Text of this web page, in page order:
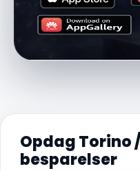
Opdag Torino
besparelser